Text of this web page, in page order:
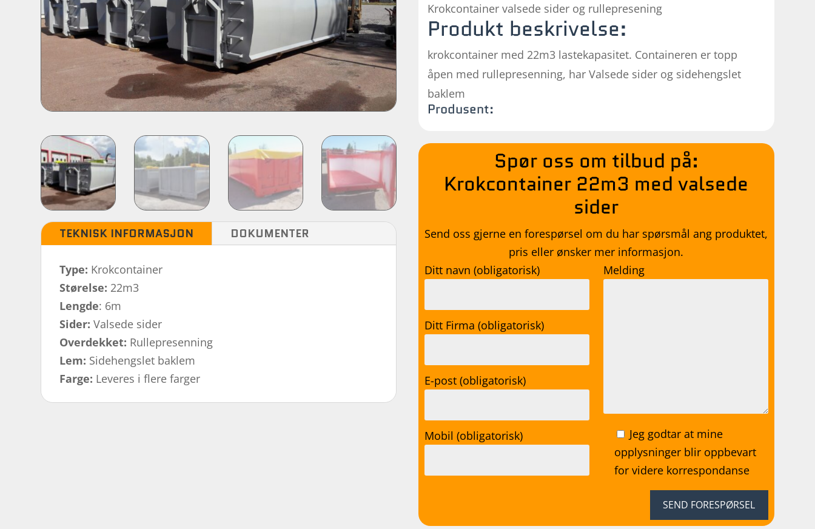
TEKNISK INFORMASJON DOKUMENTER
Type: Krokcontainer
Størelse: 22m3
Lengde: 6m
Sider: Valsede sider
Overdekket: Rullepresenning
Lem: Sidehengslet baklem
Farge: Leveres i flere farger
Krokcontainer valsede sider og rullepresening
Produkt beskrivelse:
krokcontainer med 22m3 lastekapasitet. Containeren er topp
åpen med rullepresenning, har Valsede sider og sidehengslet
baklem
Produsent:
Spør oss om tilbud på:
Krokcontainer 22m3 med valsede
sider
Send oss gjerne en forespørsel om du har spørsmål ang produktet,
pris eller ønsker mer informasjon.
Ditt navn (obligatorisk)
Ditt Firma (obligatorisk)
E-post (obligatorisk)
Mobil (obligatorisk)
Melding
Jeg godtar at mine
opplysninger blir oppbevart
for videre korrespondanse